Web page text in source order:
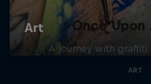
Once Upon
A journey with graffiti
ART